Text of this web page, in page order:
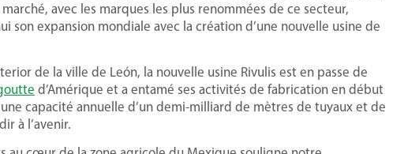
avec les marques les plus renommées de ce secteur,
son expansion mondiale avec la création d’une nouvelle usine de
de la ville de León, la nouvelle usine Rivulis est en passe de
d’Amérique et a entamé ses activités de fabrication en début
capacité annuelle d’un demi-milliard de mètres de tuyaux et de
à l’avenir.